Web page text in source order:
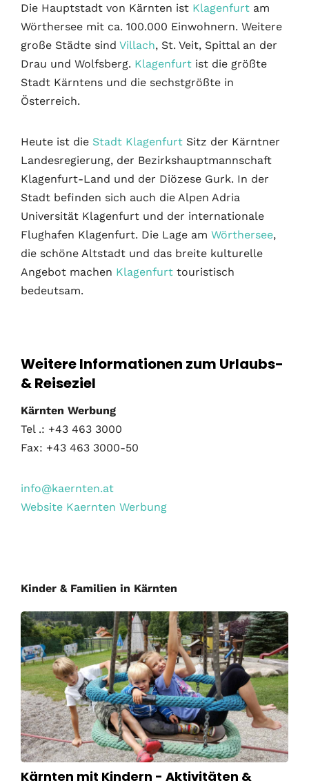
Die Hauptstadt von Kärnten ist Klagenfurt am
Wörthersee mit ca. 100.000 Einwohnern. Weitere
große Städte sind Villach, St. Veit, Spittal an der
Drau und Wolfsberg. Klagenfurt ist die größte
Stadt Kärntens und die sechstgrößte in
Österreich.
Heute ist die Stadt Klagenfurt Sitz der Kärntner
Landesregierung, der Bezirkshauptmannschaft
Klagenfurt-Land und der Diözese Gurk. In der
Stadt befinden sich auch die Alpen Adria
Universität Klagenfurt und der internationale
Flughafen Klagenfurt. Die Lage am Wörthersee,
die schöne Altstadt und das breite kulturelle
Angebot machen Klagenfurt touristisch
bedeutsam.
Weitere Informationen zum Urlaubs-
& Reiseziel
Kärnten Werbung
Tel .: +43 463 3000
Fax: +43 463 3000-50
info@kaernten.at
Website Kaernten Werbung
Kinder & Familien in Kärnten
Kärnten mit Kindern - Aktivitäten &